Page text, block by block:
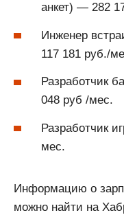
анкет) — 282
Инженер
117 181 руб./
Разработчик
048 руб /мес.
Разработчик
мес.
Информацию о
можно найти на